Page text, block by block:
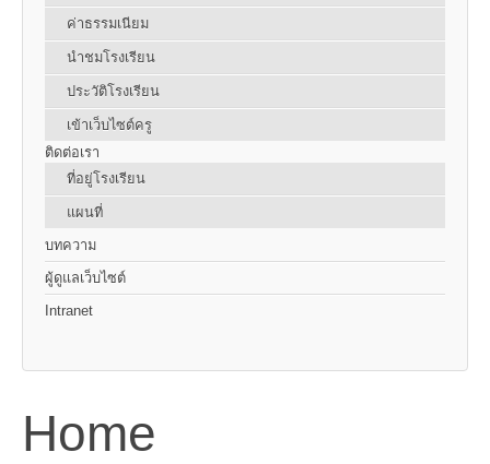
ค่าธรรมเนียม
นำชมโรงเรียน
ประวัติโรงเรียน
เข้าเว็บไซต์ครู
ติดต่อเรา
ที่อยู่โรงเรียน
แผนที่
บทความ
ผู้ดูแลเว็บไซต์
Intranet
Home